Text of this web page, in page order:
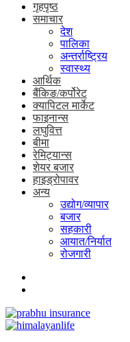
गृहपृष्ठ
समाचार
देश
पालिका
अन्तर्राष्ट्रिय
स्वास्थ्य
आर्थिक
बैंकिङ/कर्पोरेट
क्यापिटल मार्केट
फाइनान्स
लघुवित्त
बीमा
रेमिट्यान्स
शेयर बजार
हाइड्रोपावर
अन्य
उद्योग/व्यापार
बजार
सहकारी
आयात/निर्यात
रोजगारी